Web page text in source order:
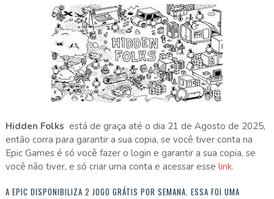
Hidden Folks está de graça até o dia 21 de Agosto de 2025,
então corra para garantir a sua copia, se você tiver conta na
Epic Games é só você fazer o login e garantir a sua copia, se
você não tiver, e só criar uma conta e acessar esse link.
A EPIC DISPONIBILIZA 2 JOGO GRÁTIS POR SEMANA. ESSA FOI UMA